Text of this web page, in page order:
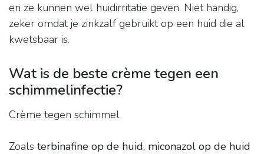
en ze kunnen wel huidirritatie geven. Niet handig,
zeker omdat je zinkzalf gebruikt op een huid die al
kwetsbaar is.
Wat is de beste crème tegen een
schimmelinfectie?
Crème tegen schimmel
Zoals terbinafine op de huid, miconazol op de huid